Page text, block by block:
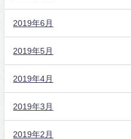
2019年6月
2019年5月
2019年4月
2019年3月
2019年2月